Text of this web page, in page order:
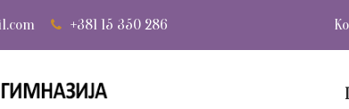
+381 15 350 286